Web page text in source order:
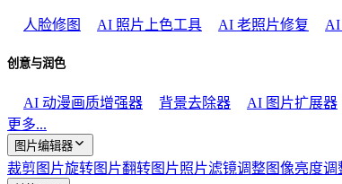
人脸修图 AI 照片上色工具 AI 老照片修复 AI
创意与润色
AI 动漫画质增强器 背景去除器 AI 图片扩展器
更多...
图片编辑器
裁剪图片旋转图片翻转图片照片滤镜调整图像亮度调